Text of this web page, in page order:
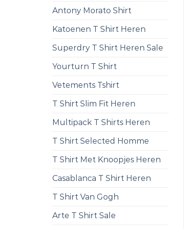
Antony Morato Shirt
Katoenen T Shirt Heren
Superdry T Shirt Heren Sale
Yourturn T Shirt
Vetements Tshirt
T Shirt Slim Fit Heren
Multipack T Shirts Heren
T Shirt Selected Homme
T Shirt Met Knoopjes Heren
Casablanca T Shirt Heren
T Shirt Van Gogh
Arte T Shirt Sale